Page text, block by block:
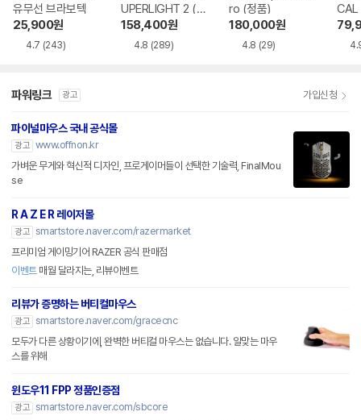
유무선 브라보텍
25,900원
4.7 (243)
UPERLIGHT 2 (정
품)
158,400원
4.8 (289)
ro (정품)
180,000원
4.8 (29)
CAL
파워링크 광고 가입신청
파이널마우스 국내 공식몰
광고 www.offnon.kr
가벼운 무게와 혁신적 디자인, 프로게이머들이 선택한 기술력, FinalMou
se
R A Z E R 레이저몰
광고 smartstore.naver.com/razermarket
프리미엄 게이밍기어 RAZER 공식 판매점
이벤트매월 달라지는, 리뷰이벤트
리뷰가 증명하는 버티컬마우스
광고 smartstore.naver.com/gracecnc
모두가 다른 상황이기에, 완벽한 버티컬 마우스는 없습니다. 알맞는 마우
스를 위해
윈도우11 FPP 정품인증점
광고 smartstore.naver.com/sbcore